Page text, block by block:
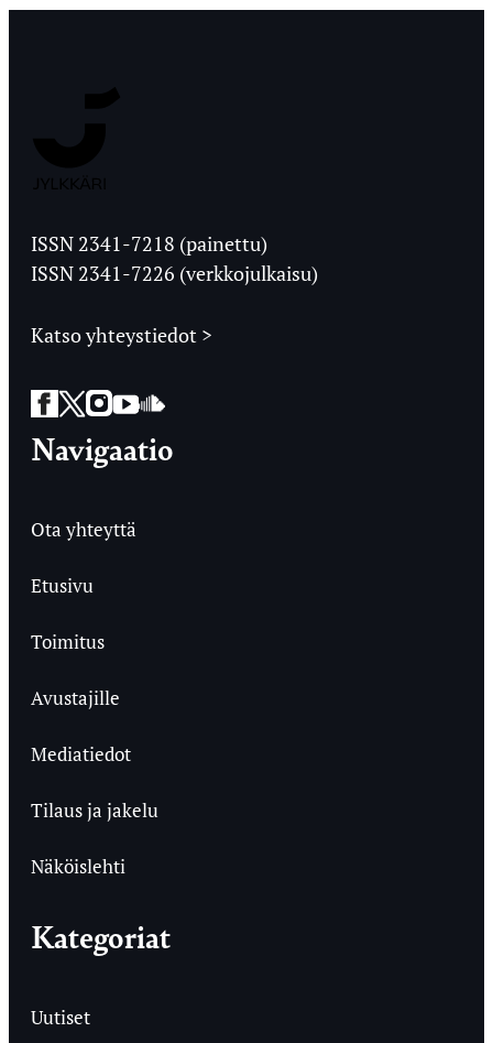
Ylioppilaslehti
ISSN 2341-7218 (painettu)
ISSN 2341-7226 (verkkojulkaisu)
Katso yhteystiedot >
Facebook
Twitter
Instagram
YouTube
SoundCloud
Navigaatio
Ota yhteyttä
Etusivu
Toimitus
Avustajille
Mediatiedot
Tilaus ja jakelu
Näköislehti
Kategoriat
Uutiset